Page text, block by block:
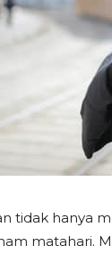
tidak hanya
matahari.